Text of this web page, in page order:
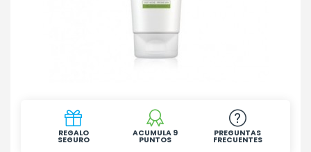
REGALO
SEGURO
ACUMULA 9
PUNTOS
PREGUNTAS
FRECUENTES